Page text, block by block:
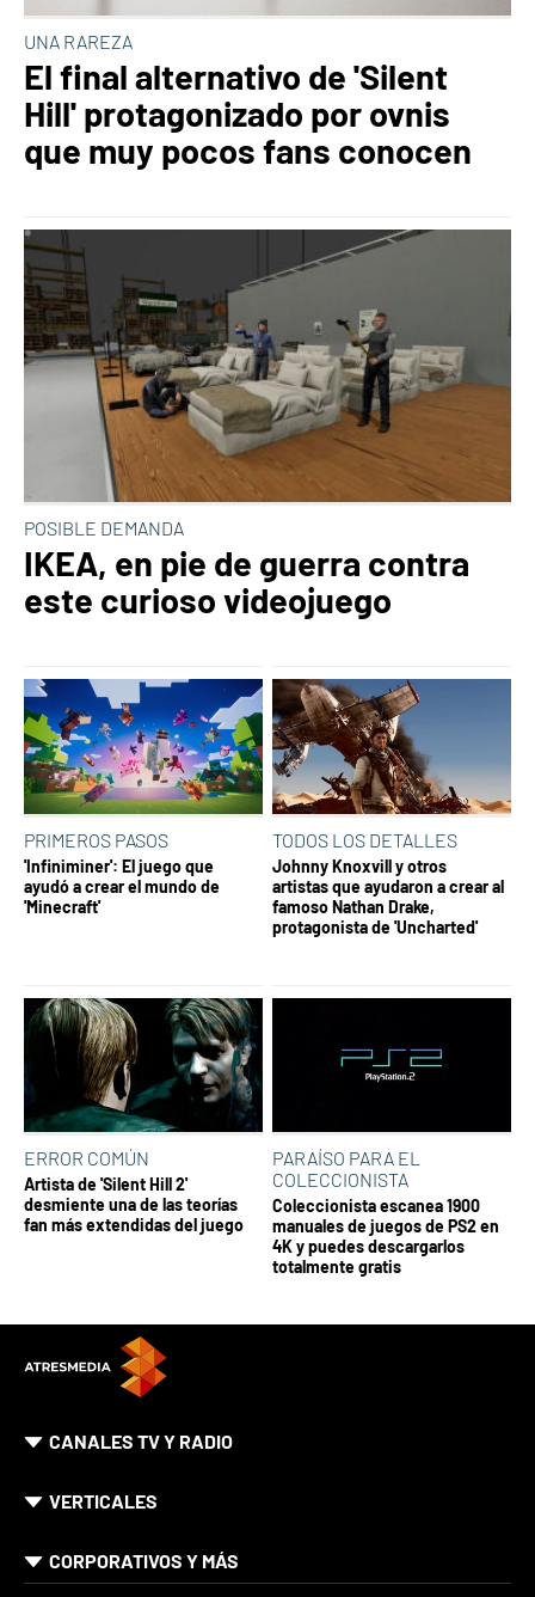
UNA RAREZA
El final alternativo de 'Silent
Hill' protagonizado por ovnis
que muy pocos fans conocen
POSIBLE DEMANDA
IKEA, en pie de guerra contra
este curioso videojuego
PRIMEROS PASOS
'Infiniminer': El juego que
ayudó a crear el mundo de
'Minecraft'
TODOS LOS DETALLES
Johnny Knoxvill y otros
artistas que ayudaron a crear al
famoso Nathan Drake,
protagonista de 'Uncharted'
ERROR COMÚN
Artista de 'Silent Hill 2'
desmiente una de las teorías
fan más extendidas del juego
PARAÍSO PARA EL
COLECCIONISTA
Coleccionista escanea 1900
manuales de juegos de PS2 en
4K y puedes descargarlos
totalmente gratis
CANALES TV Y RADIO
VERTICALES
CORPORATIVOS Y MÁS